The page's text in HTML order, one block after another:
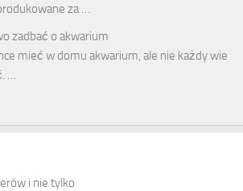
za …
zadbać o akwarium
mieć w domu akwarium, ale nie każdy wie
…
i nie tylko